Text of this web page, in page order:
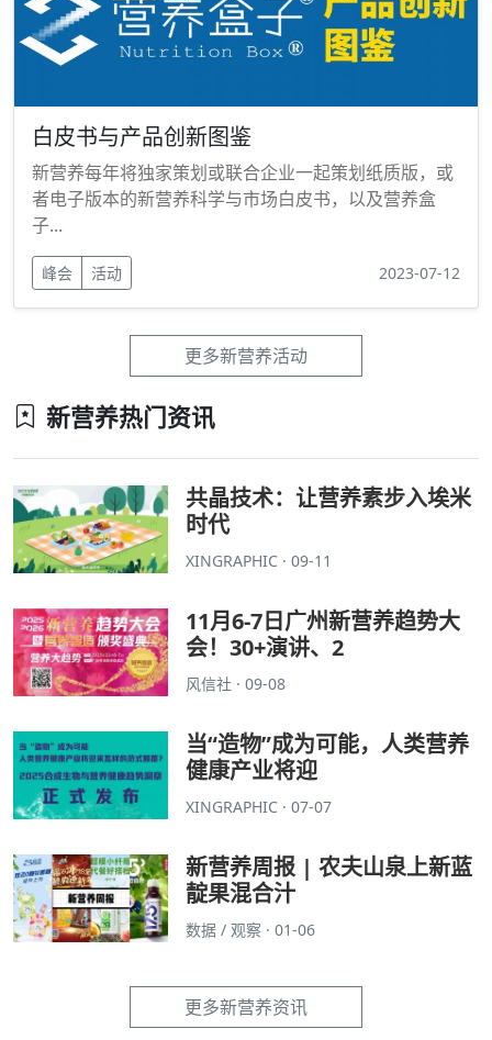
白皮书与产品创新图鉴
新营养每年将独家策划或联合企业一起策划纸质版，或
者电子版本的新营养科学与市场白皮书，以及营养盒
子...
峰会 活动 2023-07-12
更多新营养活动
新营养热门资讯
共晶技术：让营养素步入埃米
时代
XINGRAPHIC · 09-11
11月6-7日广州新营养趋势大
会！30+演讲、2
风信社 · 09-08
当“造物”成为可能，人类营养
健康产业将迎
XINGRAPHIC · 07-07
新营养周报 | 农夫山泉上新蓝
靛果混合汁
数据 / 观察 · 01-06
更多新营养资讯